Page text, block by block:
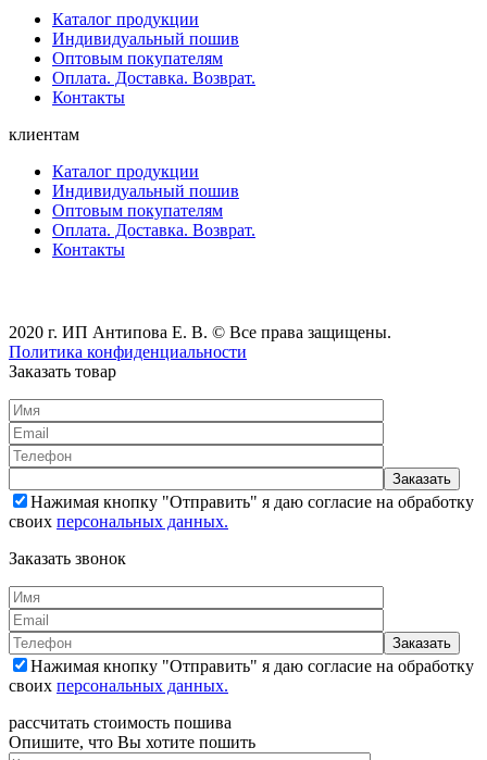
Каталог продукции
Индивидуальный пошив
Оптовым покупателям
Оплата. Доставка. Возврат.
Контакты
клиентам
Каталог продукции
Индивидуальный пошив
Оптовым покупателям
Оплата. Доставка. Возврат.
Контакты
2020 г. ИП Антипова Е. В. © Все права защищены.
Политика конфиденциальности
Заказать товар
Нажимая кнопку "Отправить" я даю согласие на обработку
своих персональных данных.
Заказать звонок
Нажимая кнопку "Отправить" я даю согласие на обработку
своих персональных данных.
рассчитать стоимость пошива
Опишите, что Вы хотите пошить